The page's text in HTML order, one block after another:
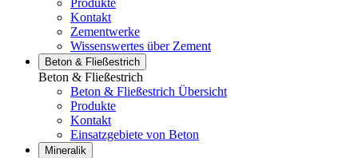
Produkte
Kontakt
Zementwerke
Wissenswertes über Zement
Beton & Fließestrich
Beton & Fließestrich
Beton & Fließestrich Übersicht
Produkte
Kontakt
Einsatzgebiete von Beton
Mineralik